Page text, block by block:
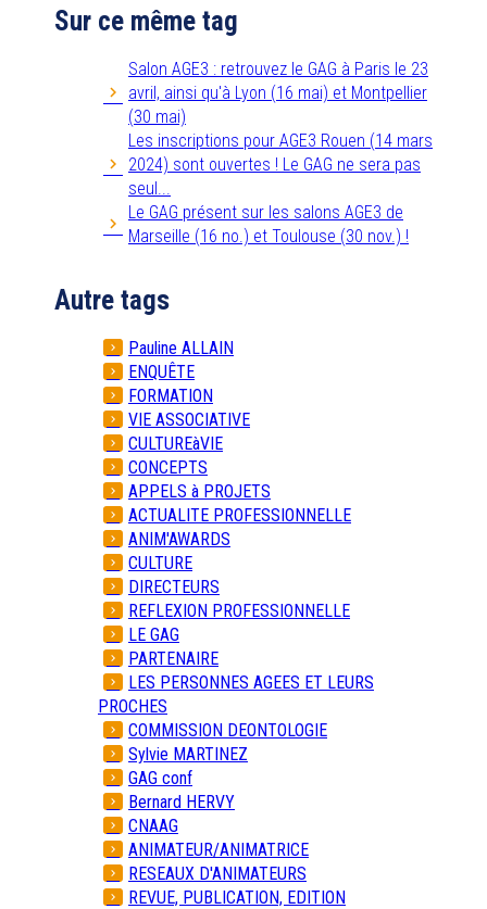
Sur ce même tag
Salon AGE3 : retrouvez le GAG à Paris le 23
avril, ainsi qu'à Lyon (16 mai) et Montpellier
(30 mai)
Les inscriptions pour AGE3 Rouen (14 mars
2024) sont ouvertes ! Le GAG ne sera pas
seul...
Le GAG présent sur les salons AGE3 de
Marseille (16 no.) et Toulouse (30 nov.) !
Autre tags
Pauline ALLAIN
ENQUÊTE
FORMATION
VIE ASSOCIATIVE
CULTUREàVIE
CONCEPTS
APPELS à PROJETS
ACTUALITE PROFESSIONNELLE
ANIM'AWARDS
CULTURE
DIRECTEURS
REFLEXION PROFESSIONNELLE
LE GAG
PARTENAIRE
LES PERSONNES AGEES ET LEURS
PROCHES
COMMISSION DEONTOLOGIE
Sylvie MARTINEZ
GAG conf
Bernard HERVY
CNAAG
ANIMATEUR/ANIMATRICE
RESEAUX D'ANIMATEURS
REVUE, PUBLICATION, EDITION